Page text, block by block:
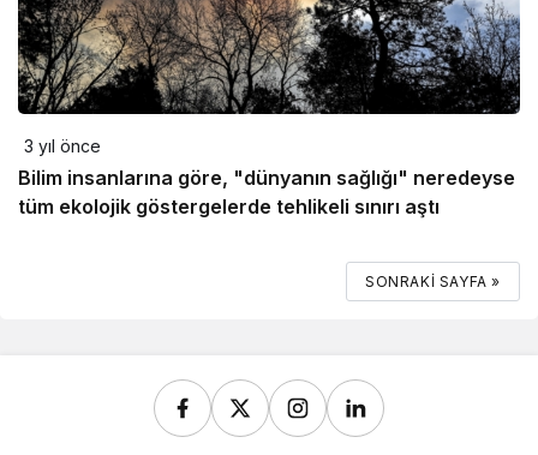
3 yıl önce
Bilim insanlarına göre, "dünyanın sağlığı" neredeyse
tüm ekolojik göstergelerde tehlikeli sınırı aştı
SONRAKI SAYFA »